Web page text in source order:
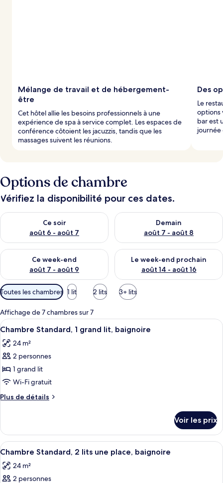
Mélange de travail et de hébergement-
être
Cet hôtel allie les besoins professionnels à une
expérience de spa à service complet. Les espaces de
conférence côtoient les jacuzzis, tandis que les
massages suivent les réunions.
Des
Le
options
bar est
Options de chambre
Vérifiez la disponibilité pour ces dates.
Ce soir
août 6 - août 7
Vérifier la disponibilité pour ce soir août 6 - août 7
Demain
août 7 - août 8
Vérifier la disponibilité pour
Ce week-end
août 7 - août 9
Vérifier la disponibilité pour ce week-end août 7 - août 9
Le week-end prochain
août 14 - août 16
Vérifier la disponibilité pour
Filtres
disponibles
pour
les
chambres
Toutes les chambres 1 lit 2 lits 3+ lits
Affichage de 7 chambres sur 7
Afficher
toutes
les
photos
pour
ce
type
de
Chambre
Standard,
1
grand
lit,
Une chambre d’hôtel moderne
5
Chambre Standard, 1 grand lit, baignoire
24 m²
2 personnes
1 grand lit
Wi-Fi gratuit
Plus de détails
Plus
le
type
de
Chambre
Standard,
Voir les prix
Afficher
toutes
les
photos
Une chambre d’hôtel avec deux
8
Chambre Standard, 2 lits une place, baignoire
24 m²
2 personnes